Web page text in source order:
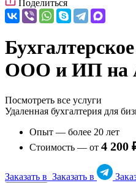
Поделиться
ООО и ИП на
Посмотреть все услуги
Удаленная бухгалтерия для
Опыт — более 20 лет
Стоимость — от 4 200
Заказать в Заказать в